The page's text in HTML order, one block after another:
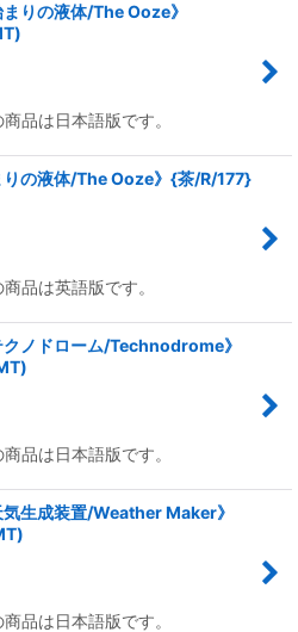
りの液体/The Ooze》
品は日本語版です。
の液体/The Ooze》{茶/R/177}
品は英語版です。
ノドローム/Technodrome》
品は日本語版です。
生成装置/Weather Maker》
品は日本語版です。